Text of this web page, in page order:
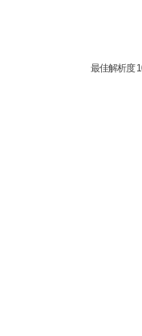
最佳解析度